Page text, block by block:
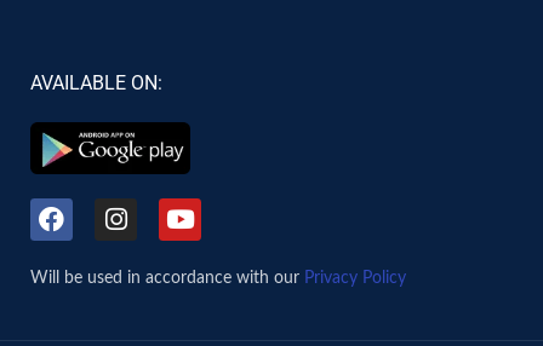
AVAILABLE ON:
Will be used in accordance with our Privacy Policy